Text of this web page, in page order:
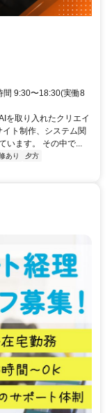
間 9:30〜18:30(実働8
を取り入れたクリエイ
ト制作、システム関
ます。 その中で...
あり
夕方